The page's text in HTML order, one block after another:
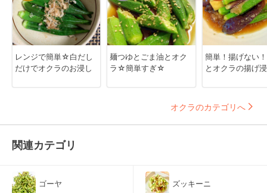
レンジで簡単☆白だし
だけでオクラのお浸し
麺つゆとごま油とオク
ラ☆簡単すぎ☆
簡単！揚げない
とオクラの揚げ
オクラのカテゴリへ
関連カテゴリ
ゴーヤ ズッキーニ